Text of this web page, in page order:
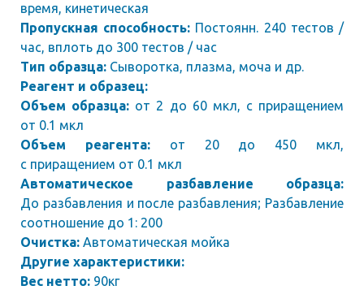
время, кинетическая
Пропускная способность: Постоянн. 240 тестов /
час, вплоть до 300 тестов / час
Тип образца: Сыворотка, плазма, моча и др.
Реагент и образец:
Объем образца: от 2 до 60 мкл, с приращением
от 0.1 мкл
Объем реагента:от 20 до 450 мкл,
с приращением от 0.1 мкл
Автоматическое разбавление образца:
До разбавления и после разбавления; Разбавление
соотношение до 1: 200
Очистка: Автоматическая мойка
Другие характеристики:
Вес нетто: 90кг